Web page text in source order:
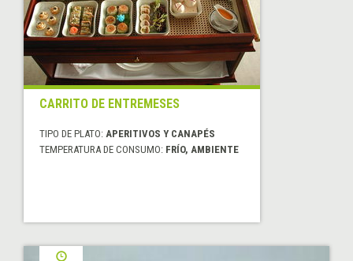
CARRITO DE ENTREMESES
TIPO DE PLATO: APERITIVOS Y CANAPÉS
TEMPERATURA DE CONSUMO: FRÍO, AMBIENTE